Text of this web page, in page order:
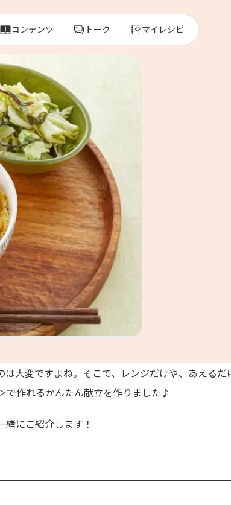
コンテンツ トーク マイレシピ
大変ですよね。そこで、レンジだけや、あえる
で作れるかんたん献立を作りました♪
にご紹介します！